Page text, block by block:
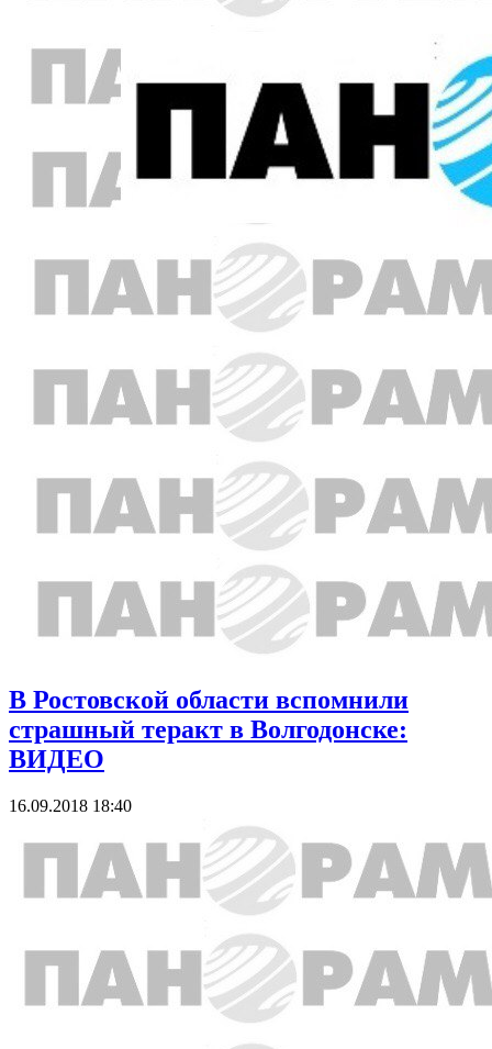
В Ростовской области вспомнили
страшный теракт в Волгодонске:
ВИДЕО
16.09.2018 18:40